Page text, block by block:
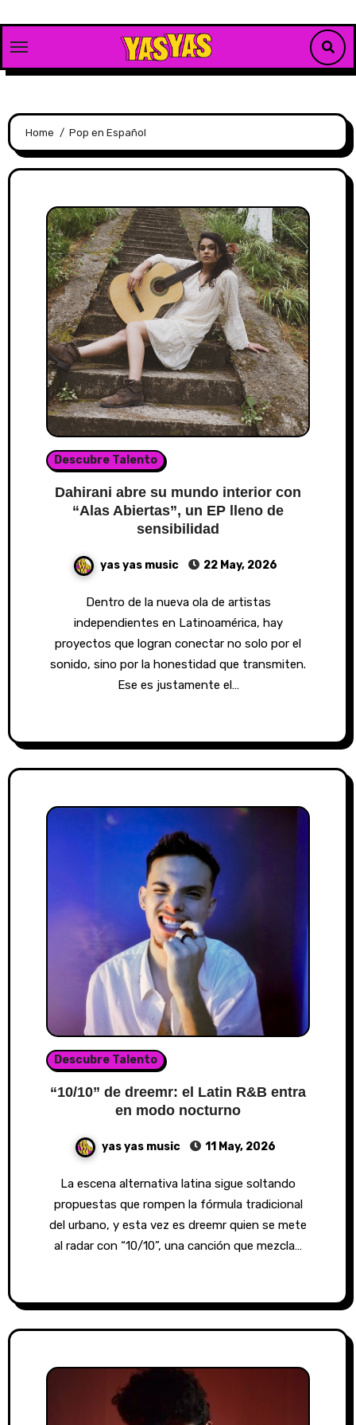
content
Home Pop en Español
Descubre Talento
Dahirani abre su mundo interior con
“Alas Abiertas”, un EP lleno de
sensibilidad
yas yas music 22 May, 2026
Dentro de la nueva ola de artistas
independientes en Latinoamérica, hay
proyectos que logran conectar no solo por el
sonido, sino por la honestidad que transmiten.
Ese es justamente el…
Descubre Talento
“10/10” de dreemr: el Latin R&B entra
en modo nocturno
yas yas music 11 May, 2026
La escena alternativa latina sigue soltando
propuestas que rompen la fórmula tradicional
del urbano, y esta vez es dreemr quien se mete
al radar con “10/10”, una canción que mezcla…